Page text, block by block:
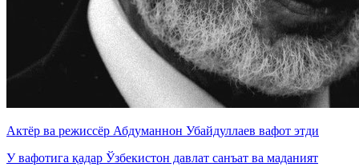
Актёр ва режиссёр Абдуманнон Убайдуллаев вафот этди
У вафотига қадар Ўзбекистон давлат санъат ва маданият